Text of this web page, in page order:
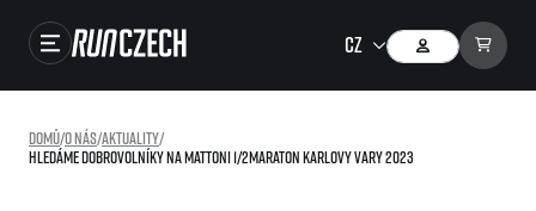
Výsledky
Domů/O nás/Aktuality/
Hledáme dobrovolníky na Mattoni 1/2Maraton Karlovy Vary 2023